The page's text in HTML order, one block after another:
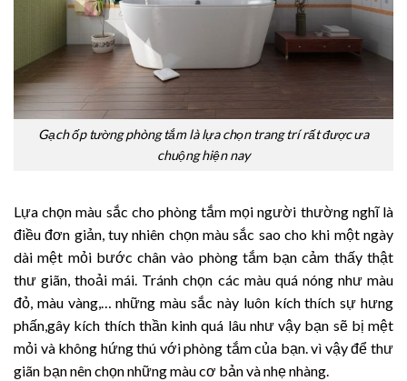
Gạch ốp tường phòng tắm là lựa chọn trang trí rất được ưa
chuộng hiện nay
Lựa chọn màu sắc cho phòng tắm mọi người thường nghĩ là
điều đơn giản, tuy nhiên chọn màu sắc sao cho khi một ngày
dài mệt mỏi bước chân vào phòng tắm bạn cảm thấy thật
thư giãn, thoải mái. Tránh chọn các màu quá nóng như màu
đỏ, màu vàng,… những màu sắc này luôn kích thích sự hưng
phấn,gây kích thích thần kinh quá lâu như vậy bạn sẽ bị mệt
mỏi và không hứng thú với phòng tắm của bạn. vì vậy để thư
giãn bạn nên chọn những màu cơ bản và nhẹ nhàng.